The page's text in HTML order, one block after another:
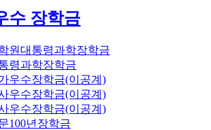
수 장학금
원대통령과학장학금
령과학장학금
우수장학금(이공계)
우수장학금(이공계)
우수장학금(이공계)
100년장학금